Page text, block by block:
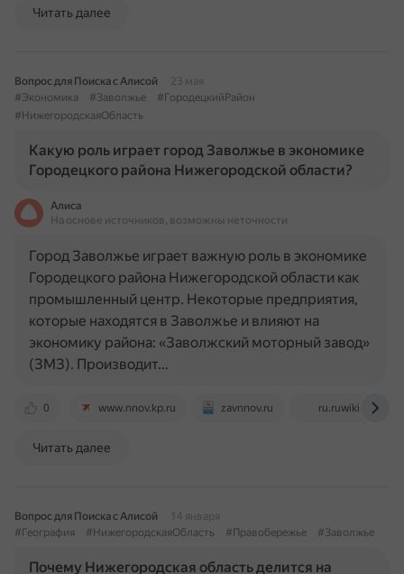
Читать далее
Вопрос для Поиска с Алисой
23 мая
#Экономика
#Заволжье
#ГородецкийРайон
#НижегородскаяОбласть
Какую роль играет город Заволжье в экономике
Городецкого района Нижегородской области?
Алиса
На основе источников, возможны неточности
0 www.nnov.kp.ru zavnnov.ru ru.ruwiki.ru
Город Заволжье играет важную роль в экономике
Городецкого района Нижегородской области как
промышленный центр. Некоторые предприятия,
которые находятся в Заволжье и влияют на
экономику района: «Заволжский моторный завод»
(ЗМЗ). Производит…
Читать далее
Вопрос для Поиска с Алисой
14 января
#География
#НижегородскаяОбласть #Правобережье #Заволжье
Почему Нижегородская область делится на